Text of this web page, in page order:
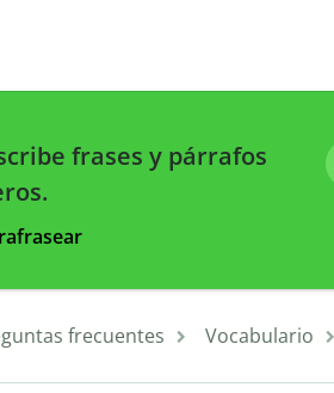
frases y párrafos
frecuentes Vocabulario